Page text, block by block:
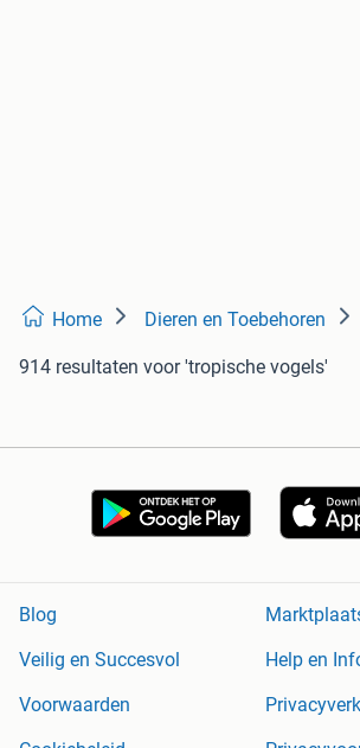
Home Dieren en Toebehoren
914 resultaten voor 'tropische vogels'
Blog
Veilig en Succesvol
Help en
Voorwaarden